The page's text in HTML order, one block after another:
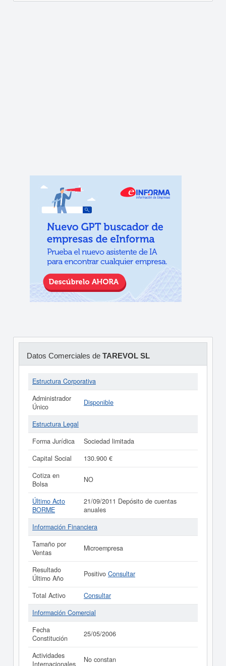
Datos Comerciales de TAREVOL SL
Estructura Corporativa
Administrador
Único
Disponible
Estructura Legal
Forma Jurídica
Sociedad limitada
Capital Social
130.900 €
Cotiza en
Bolsa
NO
Último Acto
BORME
21/09/2011 Depósito de cuentas
anuales
Información Financiera
Tamaño por
Ventas
Microempresa
Resultado
Último Año
Positivo Consultar
Total Activo
Consultar
Información Comercial
Fecha
Constitución
25/05/2006
Actividades
Internacionales
No constan